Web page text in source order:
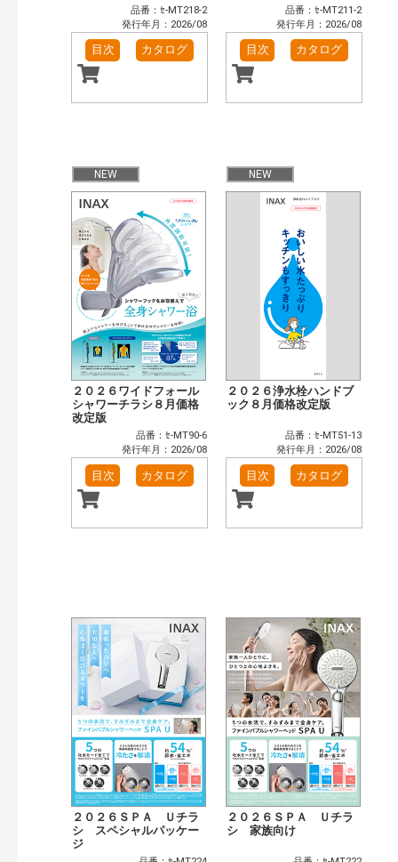
品番：ｾ-MT218-2
発行年月：2026/08
目次 カタログ
品番：ｾ-MT211-2
発行年月：2026/08
目次 カタログ
NEW
２０２６ワイドフォール
シャワーチラシ８月価格
改定版
品番：ｾ-MT90-6
発行年月：2026/08
目次 カタログ
NEW
２０２６浄水栓ハンドブ
ック８月価格改定版
品番：ｾ-MT51-13
発行年月：2026/08
目次 カタログ
２０２６ＳＰＡ Ｕチラ
シ スペシャルパッケー
ジ
２０２６ＳＰＡ Ｕチラ
シ 家族向け